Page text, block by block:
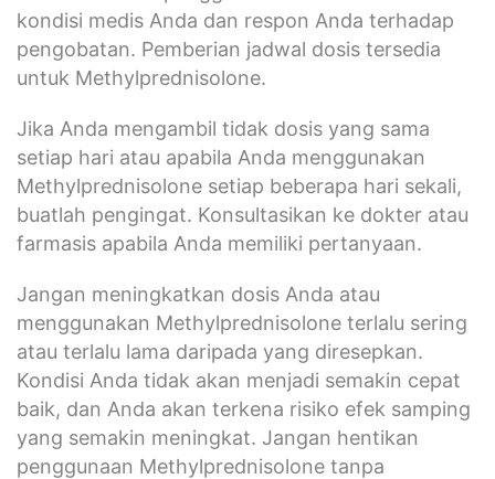
kondisi medis Anda dan respon Anda terhadap
pengobatan. Pemberian jadwal dosis tersedia
untuk Methylprednisolone.
Jika Anda mengambil tidak dosis yang sama
setiap hari atau apabila Anda menggunakan
Methylprednisolone setiap beberapa hari sekali,
buatlah pengingat. Konsultasikan ke dokter atau
farmasis apabila Anda memiliki pertanyaan.
Jangan meningkatkan dosis Anda atau
menggunakan Methylprednisolone terlalu sering
atau terlalu lama daripada yang diresepkan.
Kondisi Anda tidak akan menjadi semakin cepat
baik, dan Anda akan terkena risiko efek samping
yang semakin meningkat. Jangan hentikan
penggunaan Methylprednisolone tanpa